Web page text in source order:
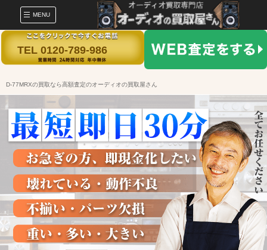
MENU
TEL 0120-789-986
D-77MRXの買取なら高額査定のオーディオの買取屋さん